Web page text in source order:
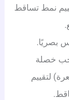
نمط تساقط
خصلة
(حوالي 40-60 شعرة) لتقييم